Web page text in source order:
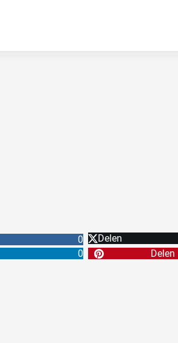
0 Delen
0 Delen